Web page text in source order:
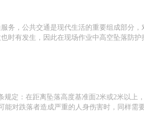
务，公共交通是现代生活的重要组成部分
时有发生，因此在现场作业中高空坠落防
定：在距离坠落高度基准面2米或2米以
对跌落者造成严重的人身伤害时，同样